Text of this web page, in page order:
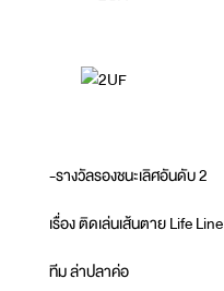
-รางวัลรองชนะเลิศอันดับ 2
เรื่อง ติดเล่นเส้นตาย Life Line
ทีม ล่าปลาค่อ